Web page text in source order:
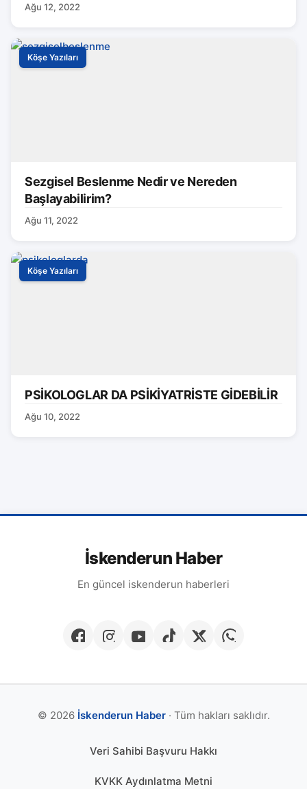
Ağu 12, 2022
Köşe Yazıları
Sezgisel Beslenme Nedir ve Nereden
Başlayabilirim?
Ağu 11, 2022
Köşe Yazıları
PSİKOLOGLAR DA PSİKİYATRİSTE GİDEBİLİR
Ağu 10, 2022
İskenderun Haber
En güncel iskenderun haberleri
© 2026 İskenderun Haber· Tüm hakları saklıdır.
Veri Sahibi Başvuru Hakkı
KVKK Aydınlatma Metni